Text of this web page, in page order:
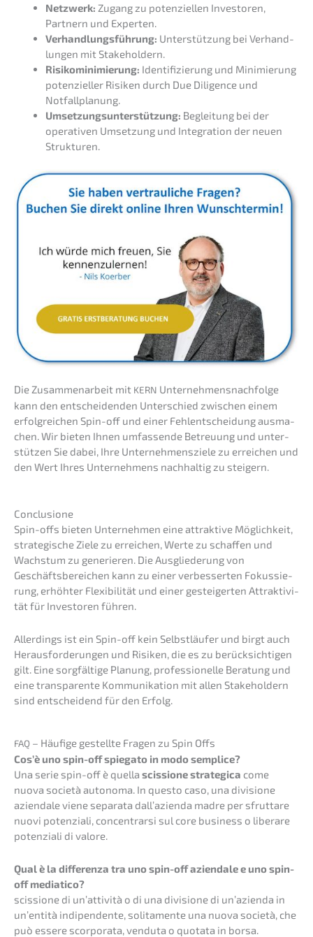
Netzwerk: Zugang zu poten­zi­el­len Inves­to­ren,
Partnern und Experten.
Verhand­lungs­füh­rung: Unter­stüt­zung bei Verhand­
lun­gen mit Stakeholdern.
Risiko­mi­ni­mie­rung: Identi­fi­zie­rung und Minimie­rung
poten­zi­el­ler Risiken durch Due Diligence und
Notfallplanung.
Umset­zungs­un­ter­stüt­zung: Beglei­tung bei der
opera­ti­ven Umset­zung und Integra­ti­on der neuen
Strukturen.
Die Zusam­men­ar­beit mit KERN Unternehmens­nachfolge
kann den entschei­den­den Unter­schied zwischen einem
erfolg­rei­chen Spin-off und einer Fehlent­schei­dung ausma­
chen. Wir bieten Ihnen umfas­sen­de Betreu­ung und unter­
stüt­zen Sie dabei, Ihre Unter­neh­mens­zie­le zu errei­chen und
den Wert Ihres Unter­neh­mens nachhal­tig zu steigern.
Conclu­sio­ne
Spin-offs bieten Unter­neh­men eine attrak­ti­ve Möglich­keit,
strate­gi­sche Ziele zu errei­chen, Werte zu schaf­fen und
Wachs­tum zu generie­ren. Die Ausglie­de­rung von
Geschäfts­be­rei­chen kann zu einer verbes­ser­ten Fokus­sie­
rung, erhöh­ter Flexi­bi­li­tät und einer gestei­ger­ten Attrak­ti­vi­
tät für Inves­to­ren führen.
Aller­dings ist ein Spin-off kein Selbst­läu­fer und birgt auch
Heraus­for­de­run­gen und Risiken, die es zu berück­sich­ti­gen
gilt. Eine sorgfäl­ti­ge Planung, profes­sio­nel­le Beratung und
eine trans­pa­ren­te Kommu­ni­ka­ti­on mit allen Stake­hol­dern
sind entschei­dend für den Erfolg.
FAQ – Häufi­ge gestell­te Fragen zu Spin Offs
Cos’è uno spin-off spiega­to in modo semplice?
Una serie spin-off è quella scissio­ne strate­gi­ca come
nuova socie­tà autono­ma. In questo caso, una divisio­ne
aziend­a­le viene separa­ta dall’a­zi­en­da madre per sfrut­ta­re
nuovi poten­zia­li, concen­trar­si sul core business o liber­a­re
poten­zia­li di valore.
Qual è la diffe­ren­za tra uno spin-off aziend­a­le e uno spin-
off mediatico?
scissio­ne di un’at­ti­vi­tà o di una divisio­ne di un’azi­en­da in
un’en­ti­tà indipen­den­te, solita­men­te una nuova socie­tà, che
può essere scorpo­ra­ta, vendu­ta o quota­ta in borsa.